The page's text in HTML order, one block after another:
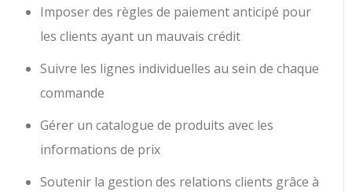
Imposer des règles de paiement anticipé pour
les clients ayant un mauvais crédit
Suivre les lignes individuelles au sein de chaque
commande
Gérer un catalogue de produits avec les
informations de prix
Soutenir la gestion des relations clients grâce à